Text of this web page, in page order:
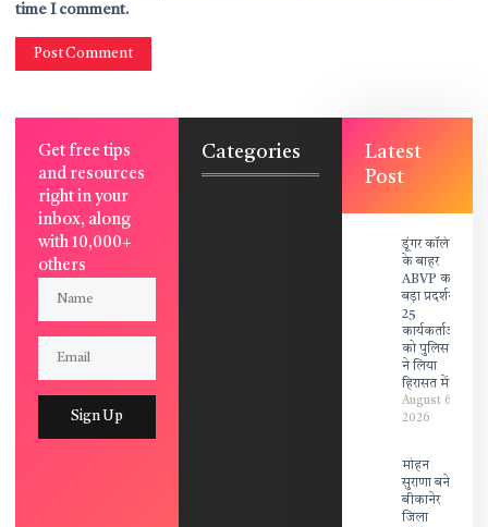
time I comment.
Get free tips
and resources
right in your
inbox, along
with 10,000+
others
Sign Up
Categories
Latest
Post
डूंगर कॉलेज
के बाहर
ABVP का
बड़ा प्रदर्शन,
25
कार्यकर्ताओं
को पुलिस
ने लिया
हिरासत में!
August 6,
2026
मोहन
सुराणा बने
बीकानेर
जिला